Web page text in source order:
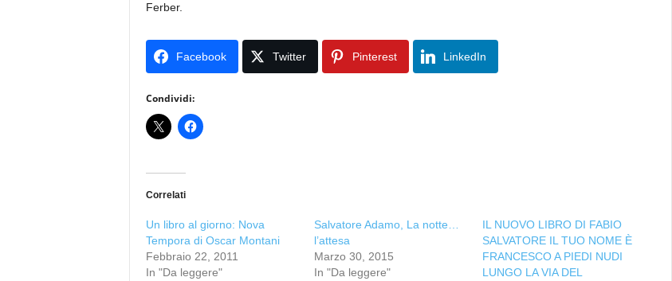
Ferber.
Facebook Twitter Pinterest LinkedIn
Condividi:
Correlati
Un libro al giorno: Nova
Tempora di Oscar Montani
Febbraio 22, 2011
In "Da leggere"
Salvatore Adamo, La notte…
l’attesa
Marzo 30, 2015
In "Da leggere"
IL NUOVO LIBRO DI FABIO
SALVATORE IL TUO NOME È
FRANCESCO A PIEDI NUDI
LUNGO LA VIA DEL